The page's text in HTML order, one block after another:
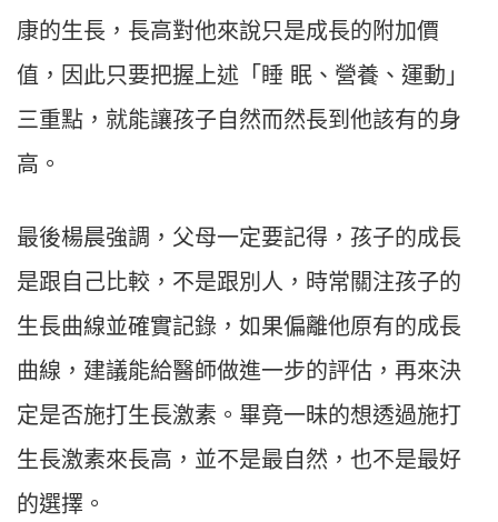
康的生長，長高對他來說只是成長的附加價
值，因此只要把握上述「睡 眠、營養、運動」
三重點，就能讓孩子自然而然長到他該有的身
高。
最後楊晨強調，父母一定要記得，孩子的成長
是跟自己比較，不是跟別人，時常關注孩子的
生長曲線並確實記錄，如果偏離他原有的成長
曲線，建議能給醫師做進一步的評估，再來決
定是否施打生長激素。畢竟一昧的想透過施打
生長激素來長高，並不是最自然，也不是最好
的選擇。